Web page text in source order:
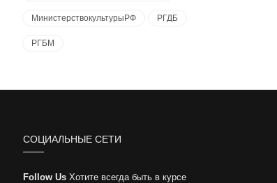
МинистерствокультурыРФ РГДБ
РГБМ
СОЦИАЛЬНЫЕ СЕТИ
Follow UsХотите всегда быть в курсе